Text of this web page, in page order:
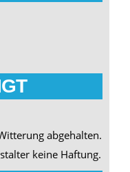
abgehalten.
keine Haftung.